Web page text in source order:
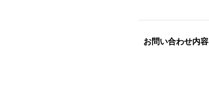
お問い合わせ内容